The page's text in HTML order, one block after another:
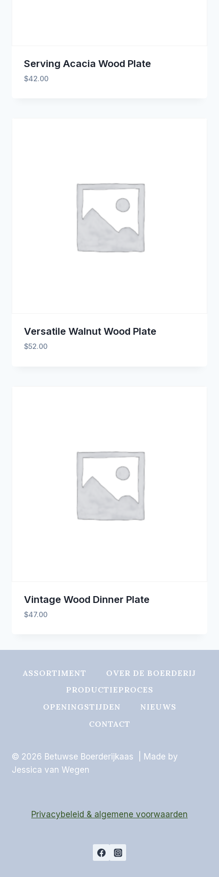
Serving Acacia Wood Plate
$42.00
Versatile Walnut Wood Plate
$52.00
Vintage Wood Dinner Plate
$47.00
ASSORTIMENT
OVER DE BOERDERIJ
PRODUCTIEPROCES
OPENINGSTIJDEN
NIEUWS
CONTACT
© 2026 Betuwse Boerderijkaas | Made by
Jessica van Wegen
Privacybeleid & algemene voorwaarden